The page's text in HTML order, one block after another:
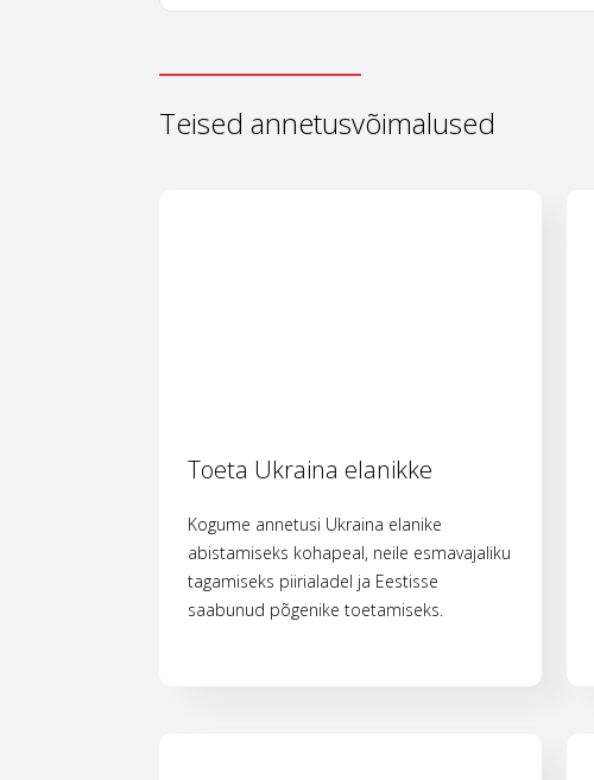
Teised annetusvõimalused
Toeta Ukraina elanikke
Kogume annetusi Ukraina elanike
abistamiseks kohapeal, neile esmavajaliku
tagamiseks piirialadel ja Eestisse
saabunud põgenike toetamiseks.